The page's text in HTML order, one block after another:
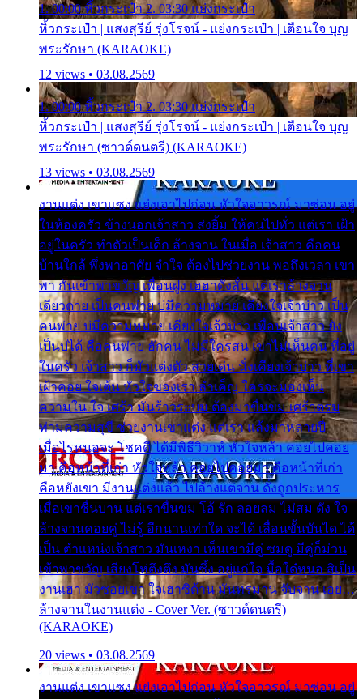
1. 00:00 หิ้วกระเป๋า 2. 03:30 แย่งกระเป๋า
หิ้วกระเป๋า | แสงสุรีย์ รุ่งโรจน์ - แย่งกระเป๋า | เตือนใจ บุญ
พระรักษา (KARAOKE)
12 views • 03.08.2569
1. 00:00 หิ้วกระเป๋า 2. 03:30 แย่งกระเป๋า
หิ้วกระเป๋า | แสงสุรีย์ รุ่งโรจน์ - แย่งกระเป๋า | เตือนใจ บุญ
พระรักษา (ซาวด์ดนตรี) (KARAOKE)
13 views • 03.08.2569
งานแต่ง เขาแซง แย่งเอาไปก่อน หัวใจอาวรณ์ มาซ่อน อยู่
ในห้องครัว ข้างนอกเจ้าสาว ส่งยิ้ม ให้คนไปทั่ว แต่เรา เฝ้า
อยู่ในครัว ทำตัวเป็นเด็ก ล้างจาน ในเมื่อ เจ้าสาว คือคน
บ้านใกล้ พึ่งพาอาศัย จำใจ ต้องไปช่วยงาน พอถึงเวลา เขา
พา กันเข้าพาขวัญ เพื่อนฝูง เฮฮาดังลั่น แต่เราล้างจาน
เดียวดาย เป็นคนพ่าย บ่มีความหมาย เคียงใจเจ้าบ่าว เป็น
คนพ่าย บ่มีความหมาย เคียงใจเจ้าบ่าว เพื่อนเจ้าสาว ยัง
เป็นบ่ได้ คือคนพ่าย ฮักคน ไม่มีใครสน เขาไม่เห็นคน ที่อยู่
ในครัว เจ้าสาว ก็มัวแต่งตัว สวยเด่น นั่งเคียงเจ้าบ่าว ที่เขา
เฝ้าคอย ใจเต้น หัวใจของเรา ลำเค็ญ ใครจะมองเห็น
ความใน ใจ เศร้า มันร้าวระบม ต้องมาขื่นขม เศร้าตรม
ท่ามความสุขี ช่วยงานเขาแต่ง แต่เรา แล้งมาหลายปี
เมื่อไรหนอจะ โชคดี ได้มีพิธีวิวาห์ หัวใจหล้า คอยไปคอย
มา คือหน้าที่เก่า หัวใจหล้า คอยไปคอยมา คือหน้าที่เก่า
คือหยังเขา มีงานแต่งแล้ว ไปล้างแต่จาน ดั่งถูกประหาร
เมื่อเขาชื่นบาน แต่เราขื่นขม โอ้ รัก ลอยลม ไม่สม ดัง ใจ
ล้างจานคอยคู่ ไม่รู้ อีกนานเท่าใด จะได้ เลื่อนขั้นบันได ได้
เป็น ตำแหน่งเจ้าสาว มันเหงา เห็นเขามีคู่ ซมดู มีคู่ก็ม่วน
เข้าพาขวัญ เสียงโห่ตึงตึง มันซึ้ง อยู่แก่ใจ มื้อใด๋หนอ สิเป็น
งานเฮา มัวซอยเขา ใจเฮาซิด้าน มันทรมาน จับจาน เอย…
ล้างจานในงานแต่ง - Cover Ver. (ซาวด์ดนตรี)
(KARAOKE)
20 views • 03.08.2569
งานแต่ง เขาแซง แย่งเอาไปก่อน หัวใจอาวรณ์ มาซ่อน อยู่